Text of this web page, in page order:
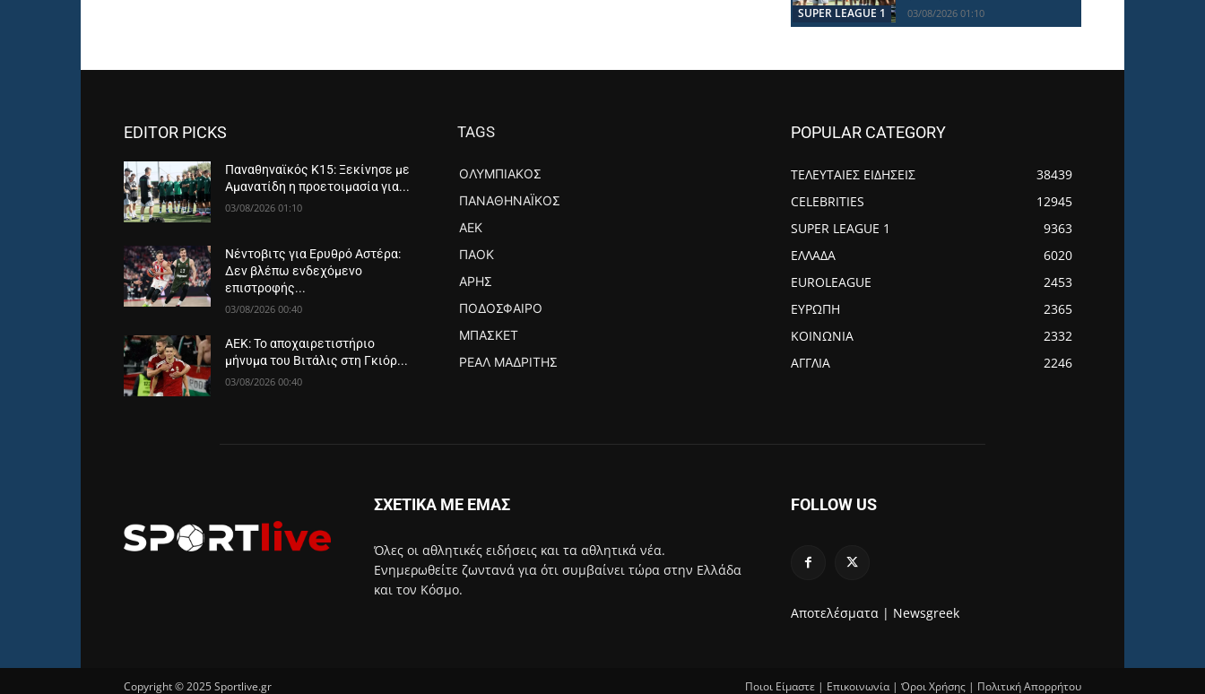
SUPER LEAGUE 1 03/08/2026 01:10
EDITOR PICKS
Παναθηναϊκός Κ15: Ξεκίνησε με
Αμανατίδη η προετοιμασία για...
03/08/2026 01:10
Νέντοβιτς για Ερυθρό Αστέρα:
Δεν βλέπω ενδεχόμενο
επιστροφής...
03/08/2026 00:40
ΑΕΚ: Το αποχαιρετιστήριο
μήνυμα του Βιτάλις στη Γκιόρ...
03/08/2026 00:40
TAGS
ΟΛΥΜΠΙΑΚΌΣ
ΠΑΝΑΘΗΝΑΪΚΌΣ
ΑΕΚ
ΠΑΟΚ
ΆΡΗΣ
ΠΟΔΌΣΦΑΙΡΟ
ΜΠΆΣΚΕΤ
ΡΕΆΛ ΜΑΔΡΊΤΗΣ
POPULAR CATEGORY
ΤΕΛΕΥΤΑΙΕΣ ΕΙΔΗΣΕΙΣ
38439
CELEBRITIES
12945
SUPER LEAGUE 1
9363
ΕΛΛΑΔΑ
6020
EUROLEAGUE
2453
ΕΥΡΩΠΗ
2365
ΚΟΙΝΩΝΙΑ
2332
ΑΓΓΛΙΑ
2246
ΣΧΕΤΙΚΑ ΜΕ ΕΜΑΣ
Όλες οι αθλητικές ειδήσεις και τα αθλητικά νέα.
Ενημερωθείτε ζωντανά για ότι συμβαίνει τώρα στην Ελλάδα
και τον Κόσμο.
FOLLOW US
Αποτελέσματα | Newsgreek
Copyright © 2025 Sportlive.gr Ποιοι Είμαστε | Επικοινωνία| Όροι Χρήσης | Πολιτική Απορρήτου